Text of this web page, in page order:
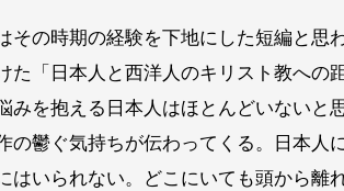
その時期の経験を下地にした短編と思
た「日本人と西洋人のキリスト教への
みを抱える日本人はほとんどいないと
の鬱ぐ気持ちが伝わってくる。日本人
はいられない。どこにいても頭から離